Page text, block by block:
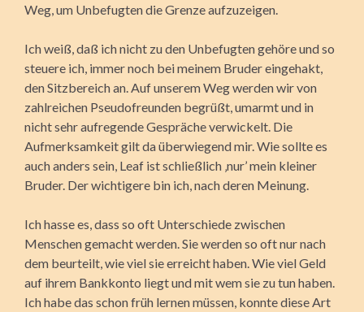
Weg, um Unbefugten die Grenze aufzuzeigen.
Ich weiß, daß ich nicht zu den Unbefugten gehöre und so
steuere ich, immer noch bei meinem Bruder eingehakt,
den Sitzbereich an. Auf unserem Weg werden wir von
zahlreichen Pseudofreunden begrüßt, umarmt und in
nicht sehr aufregende Gespräche verwickelt. Die
Aufmerksamkeit gilt da überwiegend mir. Wie sollte es
auch anders sein, Leaf ist schließlich ‚nur’ mein kleiner
Bruder. Der wichtigere bin ich, nach deren Meinung.
Ich hasse es, dass so oft Unterschiede zwischen
Menschen gemacht werden. Sie werden so oft nur nach
dem beurteilt, wie viel sie erreicht haben. Wie viel Geld
auf ihrem Bankkonto liegt und mit wem sie zu tun haben.
Ich habe das schon früh lernen müssen, konnte diese Art